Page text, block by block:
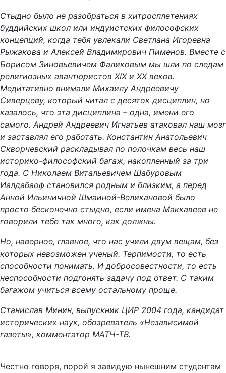
Стыдно было не разобраться в хитросплетениях
буддийских школ или индуистских философских
концепций, когда тебя увлекали Светлана Игоревна
Рыжакова и Алексей Владимирович Пименов. Вместе с
Борисом Зиновьевичем Фаликовым мы шли по следам
религиозных авантюристов XIX и XX веков.
Медитативно внимали Михаилу Андреевичу
Сиверцеву, который читал с десяток дисциплин, но
казалось, что эта дисциплина – одна, имени его
самого. Андрей Андреевич Игнатьев атаковал наш мозг
и заставлял его работать. Константин Анатольевич
Скворчевский раскладывал по полочкам весь наш
историко-философский багаж, накопленный за три
года. С Николаем Витальевичем Шабуровым
Иалдабаоф становился родным и близким, а перед
Анной Ильиничной Шмаиной-Великановой было
просто бесконечно стыдно, если имена Маккавеев не
говорили тебе так много, как должны.
Но, наверное, главное, что нас учили двум вещам, без
которых невозможен ученый. Терпимости, то есть
способности понимать. И добросовестности, то есть
неспособности подгонять задачу под ответ. С таким
багажом учиться всему остальному проще.
Станислав Минин, выпускник ЦИР 2004 года, кандидат
исторических наук, обозреватель «Независимой
газеты», комментатор МАТЧ-ТВ.
Честно говоря, порой я завидую нынешним студентам